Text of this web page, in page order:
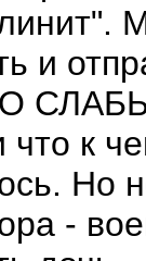
и
что к
Но
-